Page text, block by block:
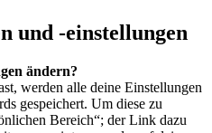
und -einstellungen
ändern?
werden alle deine Einstellungen
gespeichert. Um diese zu
Bereich“; der Link dazu